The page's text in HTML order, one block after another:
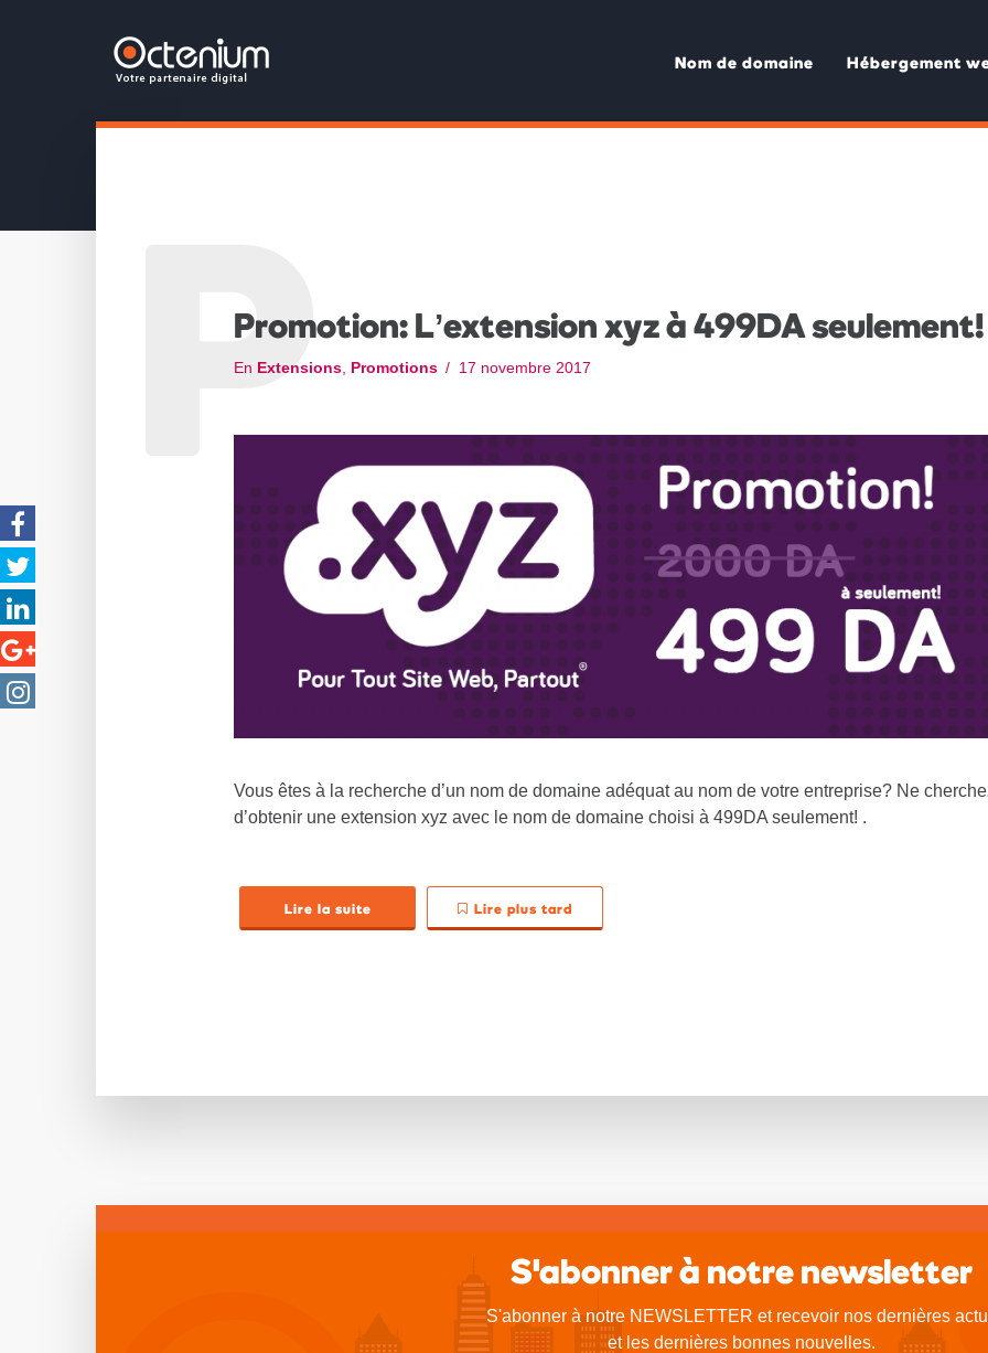
Nom de domaine Hébergement
Promotion: L’extension xyz à 499DA seulement!
En Extensions Promotions 17 novembre 2017
P
Vous êtes à la recherche d’un nom de domaine adéquat au nom de votre entreprise? Ne
d’obtenir une extension xyz avec le nom de domaine choisi à 499DA seulement! .
Lire la suite Lire plus tard
S'abonner à notre newsletter
S'abonner à notre NEWSLETTER et recevoir nos dernières
et les dernières bonnes nouvelles.